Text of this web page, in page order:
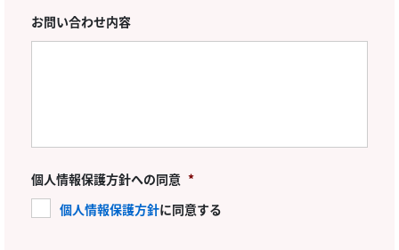
お問い合わせ内容
個人情報保護方針への同意 *
個人情報保護方針に同意する